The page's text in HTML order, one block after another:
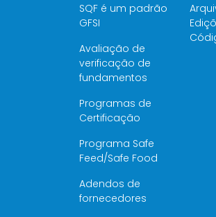
SQF é um padrão
GFSI
Avaliação de
verificação de
fundamentos
Programas de
Certificação
Programa Safe
Feed/Safe Food
Adendos de
fornecedores